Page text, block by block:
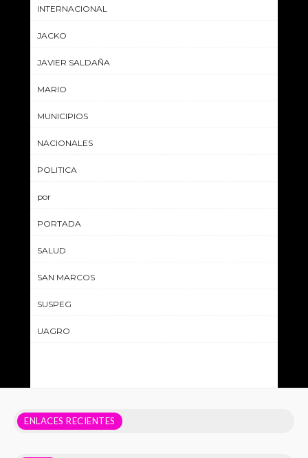
INTERNACIONAL
JACKO
JAVIER SALDAÑA
MARIO
MUNICIPIOS
NACIONALES
POLITICA
por
PORTADA
SALUD
SAN MARCOS
SUSPEG
UAGRO
ENLACES RECIENTES